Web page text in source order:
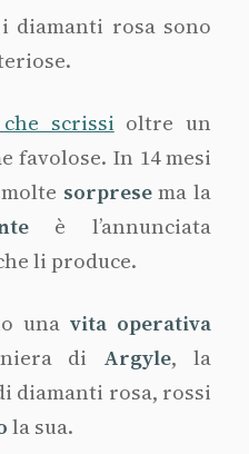
diamanti rosa sono
scrissi oltre un
favolose. In 14 mesi
sorpresema la
è l’annunciata
li produce.
unavita operativa
di Argyle, la
diamanti rosa, rossi
la sua.